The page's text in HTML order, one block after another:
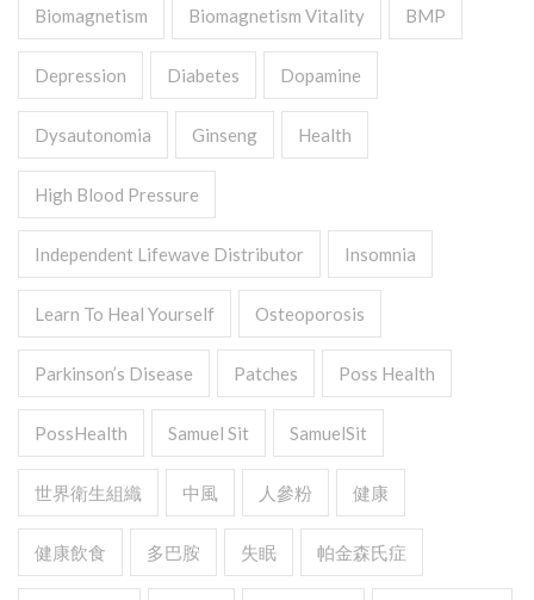
Biomagnetism Biomagnetism Vitality BMP
Depression Diabetes Dopamine
Dysautonomia Ginseng Health
High Blood Pressure
Independent Lifewave Distributor Insomnia
Learn To Heal Yourself Osteoporosis
Parkinson’s Disease Patches Poss Health
PossHealth Samuel Sit SamuelSit
世界衛生組織 中風 人參粉 健康
健康飲食 多巴胺 失眠 帕金森氏症